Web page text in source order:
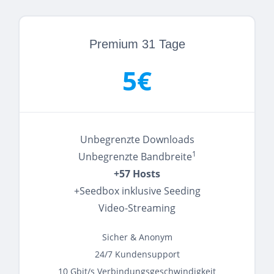
Premium 31 Tage
5€
Unbegrenzte Downloads
Unbegrenzte Bandbreite1
+57 Hosts
+Seedbox inklusive Seeding
Video-Streaming
Sicher & Anonym
24/7 Kundensupport
10 Gbit/s Verbindungsgeschwindigkeit